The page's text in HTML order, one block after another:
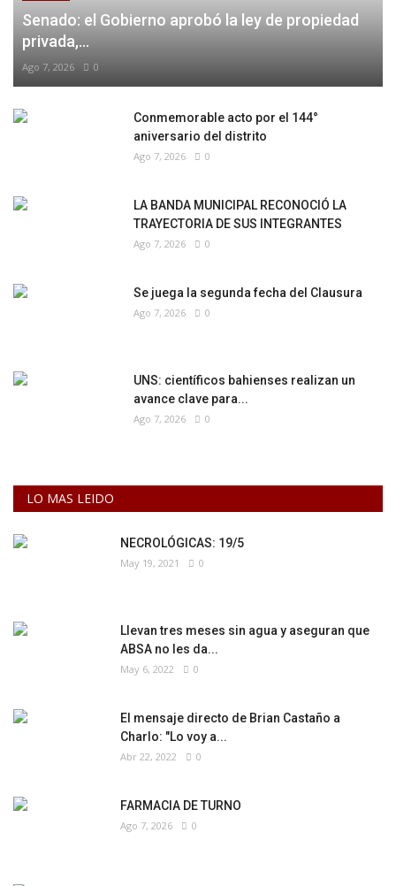
Senado: el Gobierno aprobó la ley de propiedad
privada,...
Ago 7, 2026 0
Conmemorable acto por el 144°
aniversario del distrito
Ago 7, 2026 0
LA BANDA MUNICIPAL RECONOCIÓ LA
TRAYECTORIA DE SUS INTEGRANTES
Ago 7, 2026 0
Se juega la segunda fecha del Clausura
Ago 7, 2026 0
UNS: científicos bahienses realizan un
avance clave para...
Ago 7, 2026 0
LO MAS LEIDO
NECROLÓGICAS: 19/5
May 19, 2021 0
Llevan tres meses sin agua y aseguran que
ABSA no les da...
May 6, 2022 0
El mensaje directo de Brian Castaño a
Charlo: "Lo voy a...
Abr 22, 2022 0
FARMACIA DE TURNO
Ago 7, 2026 0